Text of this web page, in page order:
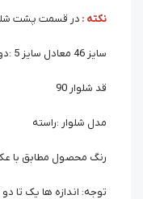
نکته : در قسمت پشت
سایز 46 معادل سایز 5 :دور کمر 92 دور باسن 106 و دور ران 58
قد شلوار 90
مدل شلوار :راسته
رنگ محصول مطابق با
توجه: اندازه ها یک تا